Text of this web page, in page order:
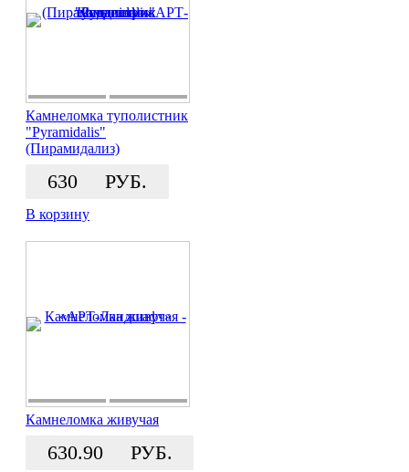
Камнеломка туполистник
"Pyramidalis"
(Пирамидализ)
630 РУБ.
В корзину
Камнеломка живучая
630.90 РУБ.